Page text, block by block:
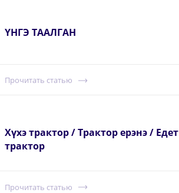
ҮНГЭ ТААЛГАН
Прочитать статью
Хүхэ трактор / Трактор ерэнэ / Едет
трактор
Прочитать статью